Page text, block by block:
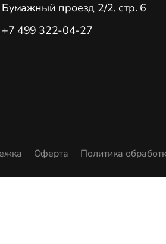
Бумажный проезд 2/2, стр. 6
+7 499 322-04-27
Оферта Политика